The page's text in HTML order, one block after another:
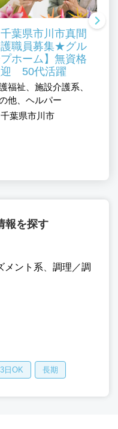
千葉県市川市真間
職員募集★グル
ホーム】無資格
50代活躍
福祉、施設介護系、
他、ヘルパー
千葉県市川市
報を探す
メント系
調理／調
日OK 長期